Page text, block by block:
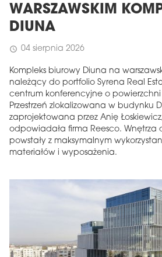
WARSZAWSKIM
DIUNA
schedule 04 sierpnia 2026
Kompleks biurowy Diuna na
należący do portfolio Syrena Real
centrum konferencyjne o powierzchni
Przestrzeń zlokalizowana w budynku D
zaprojektowana przez Anię
odpowiadała firma Reesco. Wnętrza
powstały z maksymalnym
materiałów i wyposażenia.